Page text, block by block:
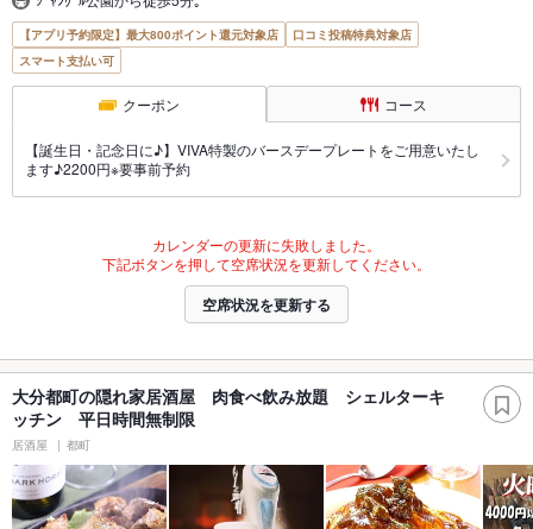
【アプリ予約限定】最大800ポイント還元対象店
口コミ投稿特典対象店
スマート支払い可
クーポン コース
【誕生日・記念日に♪】VIVA特製のバースデープレートをご用意いたし
ます♪2200円※要事前予約
カレンダーの更新に失敗しました。
下記ボタンを押して空席状況を更新してください。
空席状況を更新する
大分都町の隠れ家居酒屋 肉食べ飲み放題 シェルターキ
ッチン 平日時間無制限
居酒屋 都町